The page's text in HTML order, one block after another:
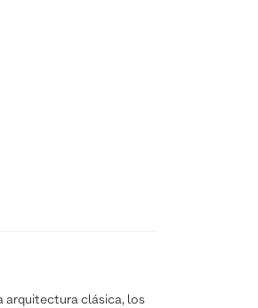
arquitectura clásica, los